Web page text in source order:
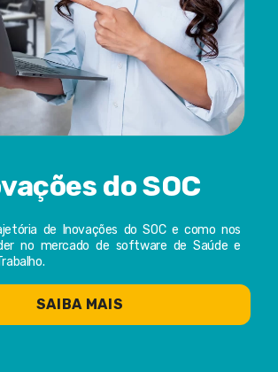
do SOC
de Inovações do SOC e como nos
no mercado de software de Saúde e
SAIBA MAIS